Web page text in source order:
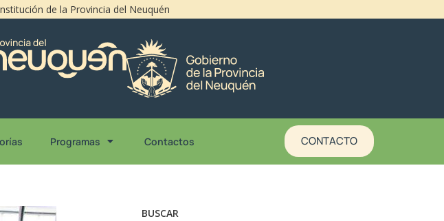
de la Provincia del Neuquén
Programas Contactos CONTACTO
BUSCAR